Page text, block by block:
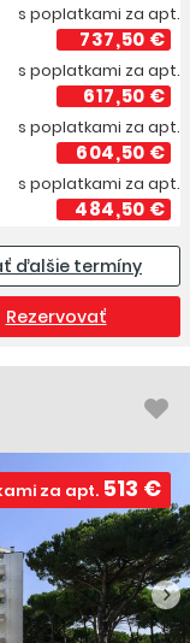
s poplatkami za apt.
737,50 €
s poplatkami za apt.
617,50 €
s poplatkami za apt.
604,50 €
s poplatkami za apt.
484,50 €
ďalšie termíny
Rezervovať
za apt. 513 €